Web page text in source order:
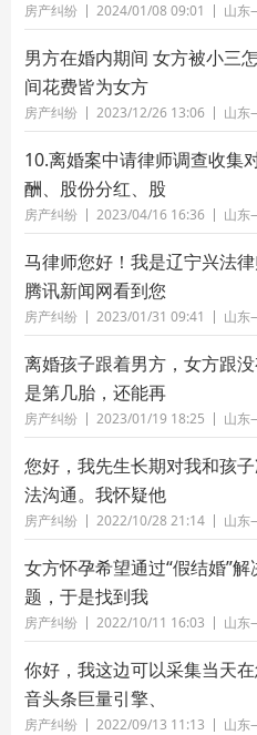
房产纠纷 2024/01/08 09:01 山东
男方在婚内期间 女方被小三
间花费皆为女方
房产纠纷 2023/12/26 13:06 山东
10.离婚案中请律师调查收集
酬、股份分红、股
房产纠纷 2023/04/16 16:36 山东
马律师您好！我是辽宁兴法
腾讯新闻网看到您
房产纠纷 2023/01/31 09:41 山东
离婚孩子跟着男方，女方跟
是第几胎，还能再
房产纠纷 2023/01/19 18:25 山东
您好，我先生长期对我和孩
法沟通。我怀疑他
房产纠纷 2022/10/28 21:14 山东
女方怀孕希望通过“假结婚”
题，于是找到我
房产纠纷 2022/10/11 16:03 山东
你好，我这边可以采集当天
音头条巨量引擎、
房产纠纷 2022/09/13 11:13 山东